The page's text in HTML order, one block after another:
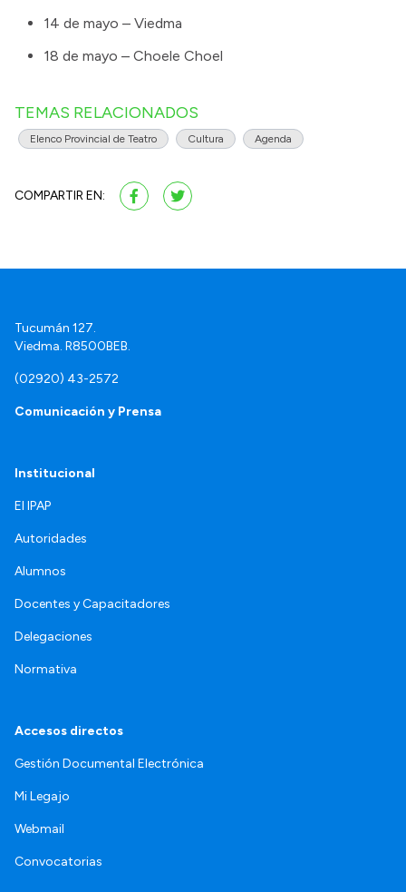
14 de mayo – Viedma
18 de mayo – Choele Choel
TEMAS RELACIONADOS
Elenco Provincial de Teatro Cultura Agenda
COMPARTIR EN:
Tucumán 127.
Viedma. R8500BEB.
(02920) 43-2572
Comunicación y Prensa
Institucional
El IPAP
Autoridades
Alumnos
Docentes y Capacitadores
Delegaciones
Normativa
Accesos directos
Gestión Documental Electrónica
Mi Legajo
Webmail
Convocatorias